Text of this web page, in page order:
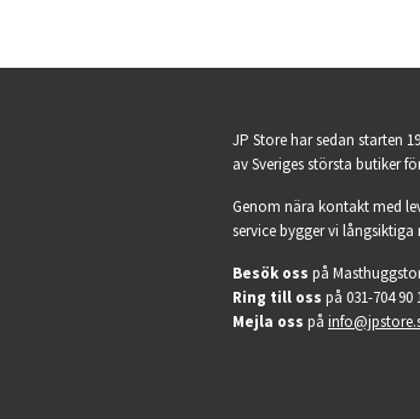
JP Store har sedan starten
av Sveriges största butiker
Genom nära kontakt med
service bygger vi
Besök oss på
Ring till oss på 031-704 90
Mejla oss på